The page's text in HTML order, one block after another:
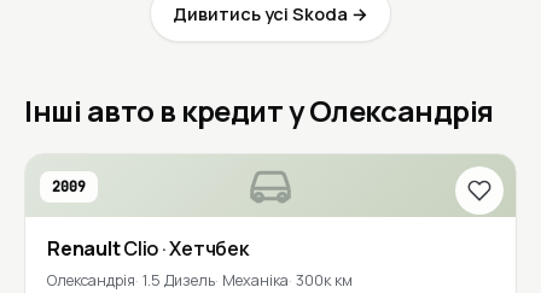
Дивитись усі Skoda →
Інші авто в кредит у Олександрія
2009
RenaultClio· Хетчбек
Олександрія 1.5 Дизель Механіка 300к км